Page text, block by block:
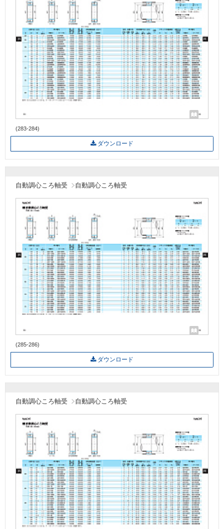
(283-284)
ダウンロード
自動調心ころ軸受 自動調心ころ軸受
(285-286)
ダウンロード
自動調心ころ軸受 自動調心ころ軸受